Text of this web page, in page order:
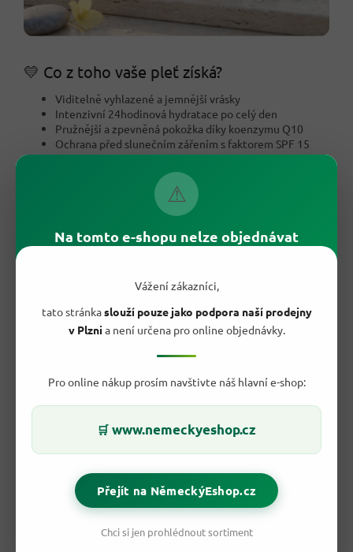
⚠
Na tomto e-shopu nelze objednávat
Vážení zákazníci,
tato stránkaslouží pouze jako podpora naší prodejny
v Plznia není určena pro online objednávky.
Pro online nákup prosím navštivte náš hlavní e-shop:
🛒 www.nemeckyeshop.cz
Přejít na NěmeckýEshop.cz
Chci si jen prohlédnout sortiment
💛 Co z toho vaše pleť získá?
Viditelně vyhlazené a jemnější vrásky
Intenzivní 24hodinová hydratace po celý den
Pružnější a zpevněná pokožka díky koenzymu Q10
Ochrana před slunečním zářením s faktorem SPF 15
Vyživení vitaminem E a omega-komplexem
Lehká textura vhodná jako podklad pod make-up
Vhodný pro všechny typy pleti
Ověřená německá kvalita značky Elkos
krém proti vráskám
oceníte, pokud hledáte
spolehlivou ranní péči, která zvládne hned několik úkolů